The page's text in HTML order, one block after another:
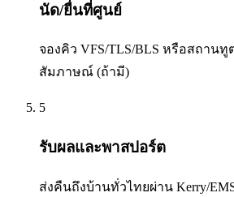
นัด/ยื่นที่ศูนย์
จองคิว VFS/TLS/BLS หรือสถาน
สัมภาษณ์ (ถ้ามี)
5
รับผลและพาสปอร์ต
ส่งคืนถึงบ้านทั่วไทยผ่าน Kerry/